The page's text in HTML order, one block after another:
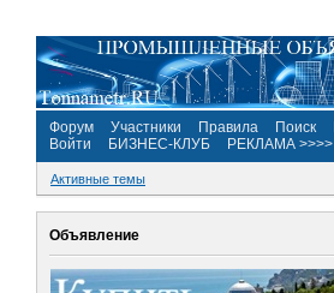
Форум Участники Правила Поиск
Войти
БИЗНЕС-КЛУБ РЕКЛАМА >>>>
Активные темы
Объявление